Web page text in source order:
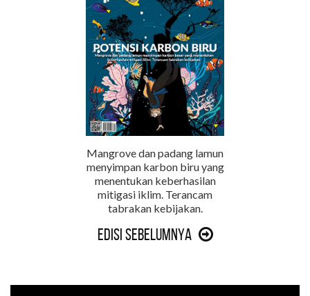
Mangrove dan padang lamun
menyimpan karbon biru yang
menentukan keberhasilan
mitigasi iklim. Terancam
tabrakan kebijakan.
Edisi Sebelumnya